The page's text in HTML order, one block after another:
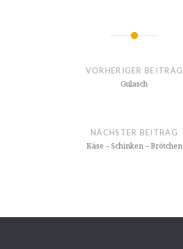
Beitragsnavigation
VORHERIGER BEITRAG
Gulasch
NÄCHSTER BEITRAG
Käse – Schinken – Brötchen